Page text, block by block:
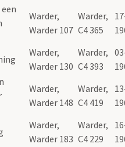
Warder,
Warder 107
Warder,
C4 365
Warder,
Warder 130
Warder,
C4 393
Warder,
Warder 148
Warder,
C4 419
Warder,
Warder 183
Warder,
C4 229